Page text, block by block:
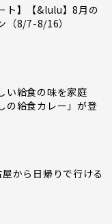
ト】【&lulu】8月の
（8/7-8/16）
い給食の味を家庭
の給食カレー」が登
から日帰りで行ける